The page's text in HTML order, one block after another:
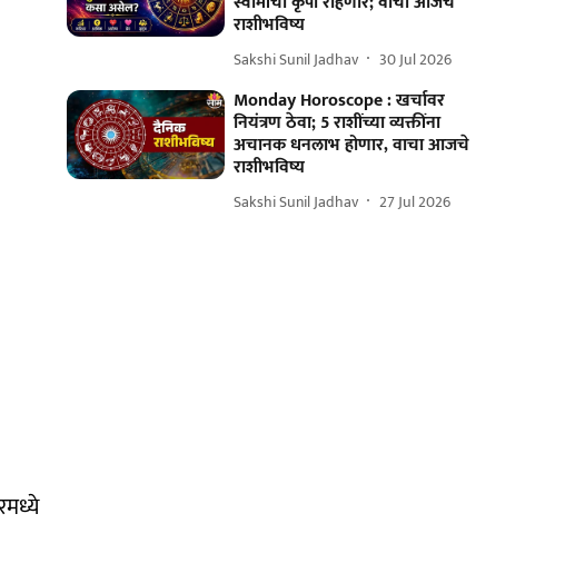
राशीभविष्य
Sakshi Sunil Jadhav 30 Jul 2026
Monday Horoscope : खर्चावर
नियंत्रण ठेवा; 5 राशींच्या व्यक्तींना
अचानक धनलाभ होणार, वाचा आजचे
राशीभविष्य
Sakshi Sunil Jadhav 27 Jul 2026